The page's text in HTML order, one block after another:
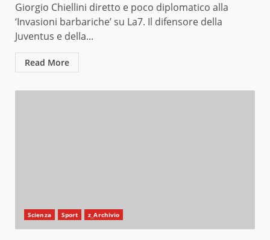
Giorgio Chiellini diretto e poco diplomatico alla
‘Invasioni barbariche’ su La7. Il difensore della
Juventus e della...
Read More
Scienza Sport z_Archivio